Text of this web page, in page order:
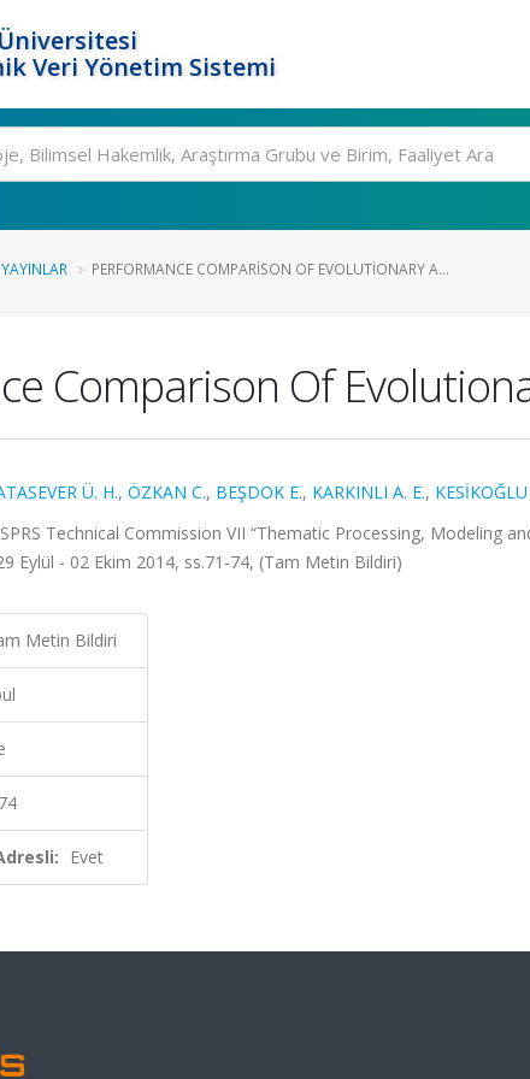
Veri Yönetim Sistemi
PERFORMANCE COMPARISON OF EVOLUTIONARY A...
Comparison Of
Ü. H., ÖZKAN C., BEŞDOK E., KARKINLI A. E.,
Technical Commission VII “Thematic Processing, Modeling
Eylül - 02 Ekim 2014, ss.71-74, (Tam Metin Bildiri)
Metin Bildiri
Evet